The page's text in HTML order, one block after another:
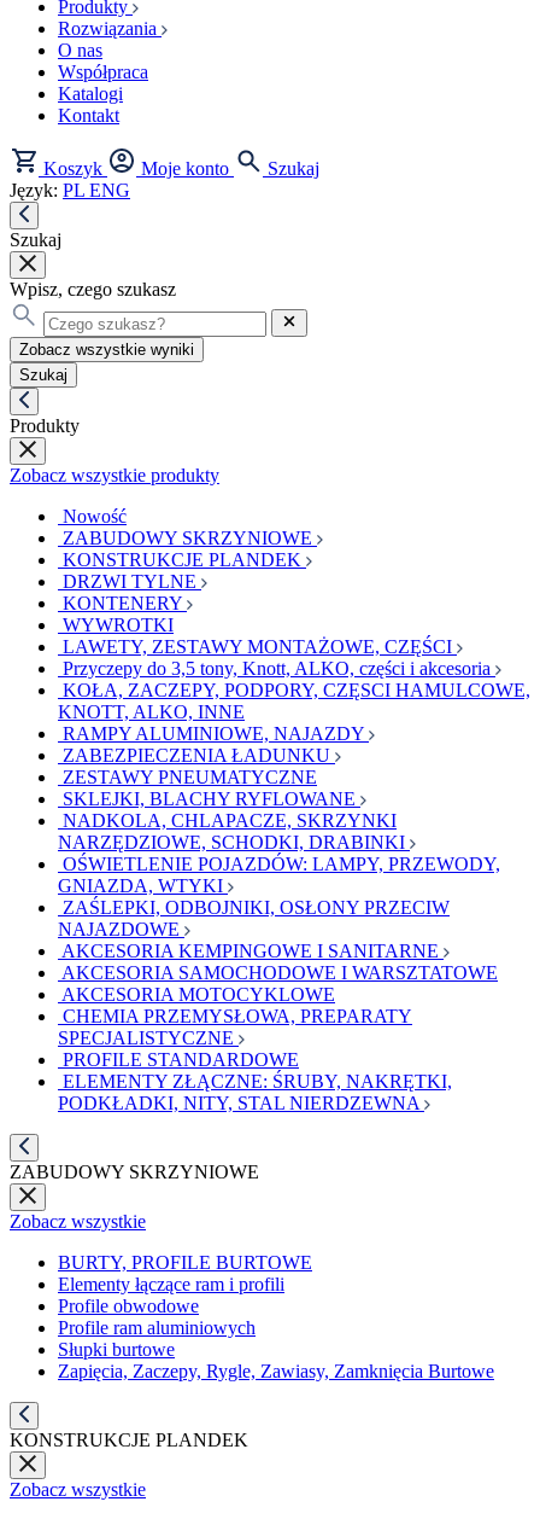
Produkty
Rozwiązania
O nas
Współpraca
Katalogi
Kontakt
Koszyk Moje konto
Szukaj
Język: PL ENG
Szukaj
Wpisz, czego szukasz
Zobacz wszystkie wyniki
Szukaj
Produkty
Zobacz wszystkie produkty
Nowość
ZABUDOWY SKRZYNIOWE
KONSTRUKCJE PLANDEK
DRZWI TYLNE
KONTENERY
WYWROTKI
LAWETY, ZESTAWY MONTAŻOWE, CZĘŚCI
Przyczepy do 3,5 tony, Knott, ALKO, części i akcesoria
KOŁA, ZACZEPY, PODPORY, CZĘSCI HAMULCOWE,
KNOTT, ALKO, INNE
RAMPY ALUMINIOWE, NAJAZDY
ZABEZPIECZENIA ŁADUNKU
ZESTAWY PNEUMATYCZNE
SKLEJKI, BLACHY RYFLOWANE
NADKOLA, CHLAPACZE, SKRZYNKI
NARZĘDZIOWE, SCHODKI, DRABINKI
OŚWIETLENIE POJAZDÓW: LAMPY, PRZEWODY,
GNIAZDA, WTYKI
ZAŚLEPKI, ODBOJNIKI, OSŁONY PRZECIW
NAJAZDOWE
AKCESORIA KEMPINGOWE I SANITARNE
AKCESORIA SAMOCHODOWE I WARSZTATOWE
AKCESORIA MOTOCYKLOWE
CHEMIA PRZEMYSŁOWA, PREPARATY
SPECJALISTYCZNE
PROFILE STANDARDOWE
ELEMENTY ZŁĄCZNE: ŚRUBY, NAKRĘTKI,
PODKŁADKI, NITY, STAL NIERDZEWNA
ZABUDOWY SKRZYNIOWE
Zobacz wszystkie
BURTY, PROFILE BURTOWE
Elementy łączące ram i profili
Profile obwodowe
Profile ram aluminiowych
Słupki burtowe
Zapięcia, Zaczepy, Rygle, Zawiasy, Zamknięcia Burtowe
KONSTRUKCJE PLANDEK
Zobacz wszystkie